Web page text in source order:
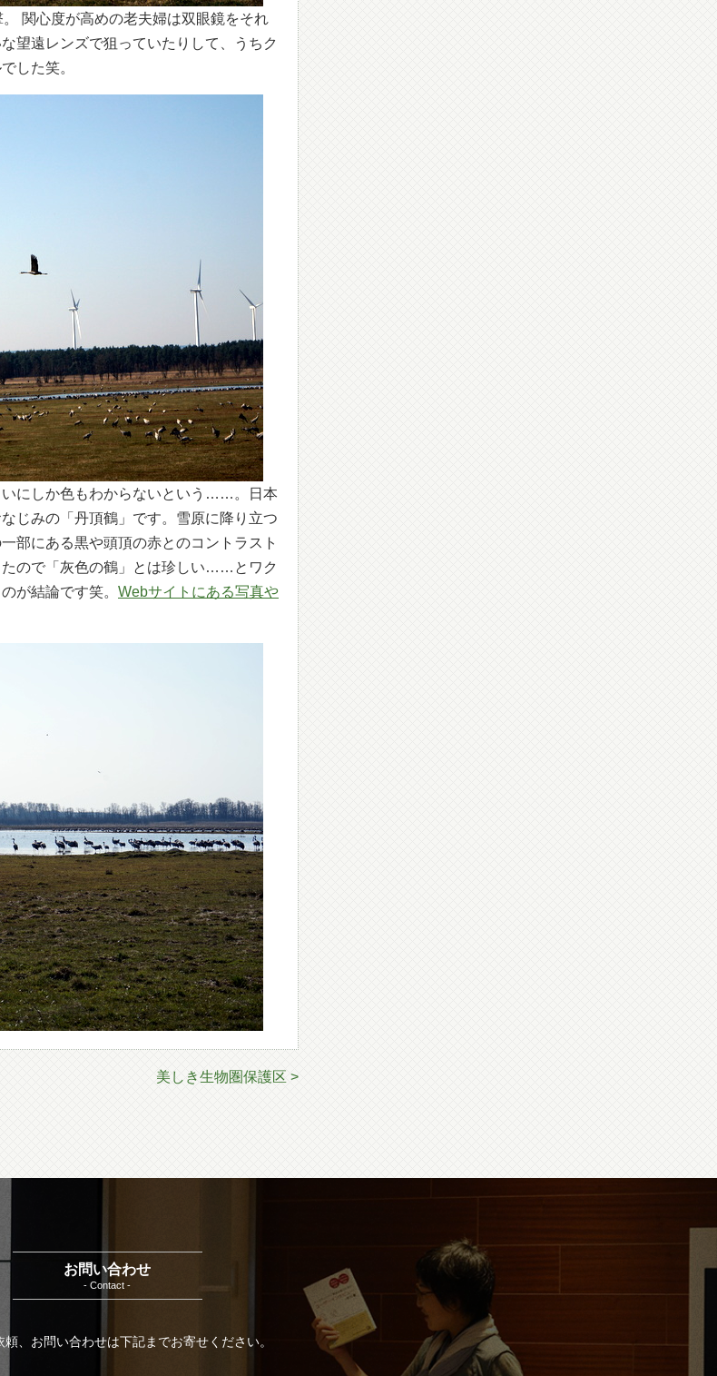
関心度が高めの老夫婦は双眼鏡をそれ
望遠レンズで狙っていたりして、うちク
した笑。
にしか色もわからないという……。日本
じみの「丹頂鶴」です。雪原に降り立つ
部にある黒や頭頂の赤とのコントラスト
ので「灰色の鶴」とは珍しい……とワク
が結論です笑。 Webサイトにある写真や
美しき生物圏保護区 >
お問い合わせ
- Contact -
頼、お問い合わせは下記までお寄せください。